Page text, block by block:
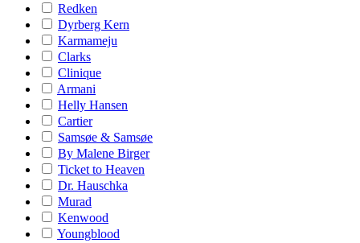
Redken
Dyrberg Kern
Karmameju
Clarks
Clinique
Armani
Helly Hansen
Cartier
Samsøe & Samsøe
By Malene Birger
Ticket to Heaven
Dr. Hauschka
Murad
Kenwood
Youngblood